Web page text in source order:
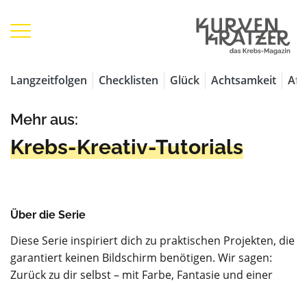
Langzeitfolgen Checklisten Glück Achtsamkeit
Mehr aus:
Krebs-Kreativ-Tutorials
Über die Serie
Diese Serie inspiriert dich zu praktischen Projekten, die
garantiert keinen Bildschirm benötigen. Wir sagen:
Zurück zu dir selbst – mit Farbe, Fantasie und einer